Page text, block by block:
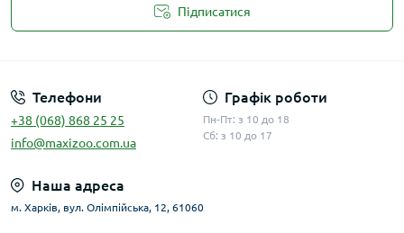
Підписатися
Телефони
+38 (068) 868 25 25
info@maxizoo.com.ua
Графік роботи
Пн-Пт: з 10 до 18
Сб: з 10 до 17
Наша адреса
м. Харків, вул. Олімпійська, 12, 61060